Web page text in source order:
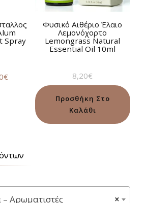
Spray
€
τρέχουσα
Φυσικό Αιθέριο Έλαιο
Λεμονόχορτο
Lemongrass Natural
Essential Oil 10ml
8,20€
Προσθήκη Στο
Καλάθι
×
– Αρωματιστές